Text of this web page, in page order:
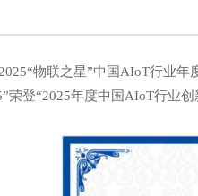
物联之星”中国AIoT行业
荣登“2025年度中国AIoT行业创